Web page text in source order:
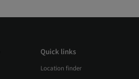
Quick links
Location finder